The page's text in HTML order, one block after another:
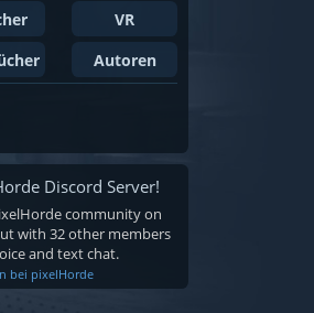
VR
Autoren
Discord Server!
community on
with 32 other members
and text chat.
bei pixelHorde